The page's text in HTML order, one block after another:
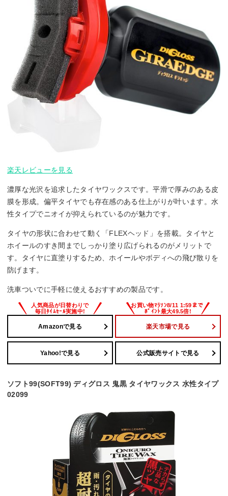
楽天レビューを見る
濃厚な光沢を追求したタイヤワックスです。平滑で厚みのある皮
膜を形成。偏平タイヤでも存在感のある仕上がりが叶います。水
性タイプでニオイが抑えられているのが魅力です。
タイヤの形状に合わせて動く「FLEXヘッド」を搭載。タイヤと
ホイールのすき間までしっかり塗り広げられるのがメリットで
す。タイヤに直塗りするため、ホイールやボディへの飛び散りを
防げます。
洗車ついでに手軽に使えるおすすめの製品です。
Amazonで見る 楽天市場で見る
Yahoo!で見る 公式販売サイトで見る
ソフト99(SOFT99) ディグロス 鬼黒 タイヤワックス 水性タイプ
02099